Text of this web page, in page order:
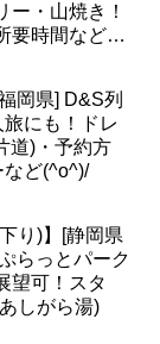
ー・山焼き！
要時間など
岡県] D&S列
にも！ドレ
道)・予約方
など(^o^)/
り)】[静岡県
らっとパーク
望可！スタ
しがら湯)